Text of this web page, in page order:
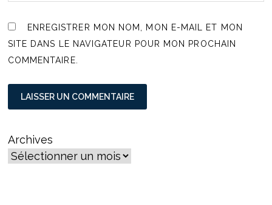
ENREGISTRER MON NOM, MON E-MAIL ET MON
SITE DANS LE NAVIGATEUR POUR MON PROCHAIN
COMMENTAIRE.
Archives